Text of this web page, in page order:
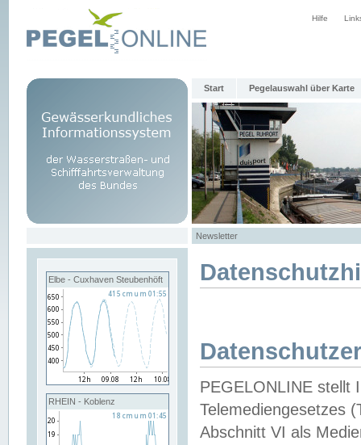
Hilfe
Start Pegelauswahl über Karte
Newsletter
Elbe - Cuxhaven Steubenhöft
RHEIN - Koblenz
PEGELONLINE stellt
Telemediengesetzes
Abschnitt VI als